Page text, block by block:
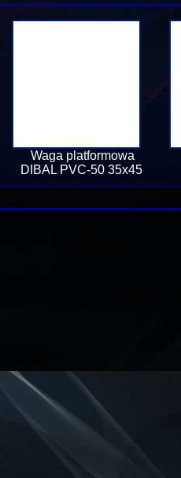
Waga platformowa
DIBAL PVC-50 35x45